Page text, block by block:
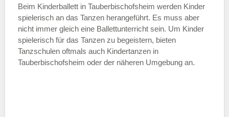
Samstag
—
Beim Kinderballett in Tauberbischofsheim werden Kinder
spielerisch an das Tanzen herangeführt. Es muss aber
nicht immer gleich eine Ballettunterricht sein. Um Kinder
spielerisch für das Tanzen zu begeistern, bieten
Tanzschulen oftmals auch Kindertanzen in
Tauberbischofsheim oder der näheren Umgebung an.